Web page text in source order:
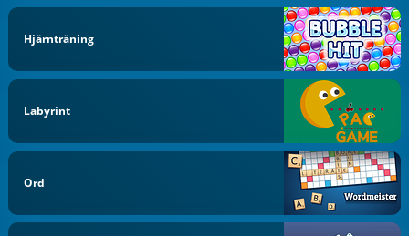
Hjärnträning
Labyrint
Ord